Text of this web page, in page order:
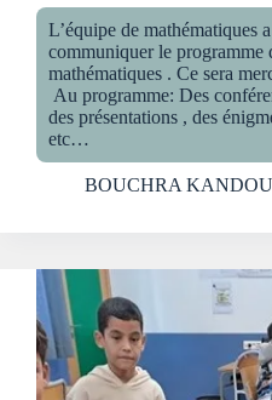
L’équipe de mathématiques
communiquer le programme
mathématiques . Ce sera
Au programme: Des
des présentations , des
etc…
BOUCHRA